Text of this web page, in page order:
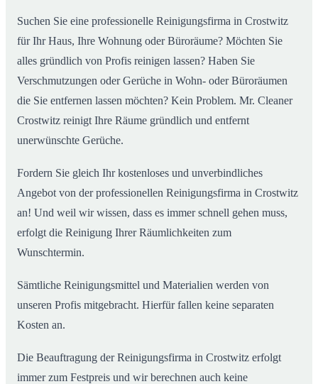
Suchen Sie eine professionelle Reinigungsfirma in Crostwitz
für Ihr Haus, Ihre Wohnung oder Büroräume? Möchten Sie
alles gründlich von Profis reinigen lassen? Haben Sie
Verschmutzungen oder Gerüche in Wohn- oder Büroräumen
die Sie entfernen lassen möchten? Kein Problem. Mr. Cleaner
Crostwitz reinigt Ihre Räume gründlich und entfernt
unerwünschte Gerüche.
Fordern Sie gleich Ihr kostenloses und unverbindliches
Angebot von der professionellen Reinigungsfirma in Crostwitz
an! Und weil wir wissen, dass es immer schnell gehen muss,
erfolgt die Reinigung Ihrer Räumlichkeiten zum
Wunschtermin.
Sämtliche Reinigungsmittel und Materialien werden von
unseren Profis mitgebracht. Hierfür fallen keine separaten
Kosten an.
Die Beauftragung der Reinigungsfirma in Crostwitz erfolgt
immer zum Festpreis und wir berechnen auch keine